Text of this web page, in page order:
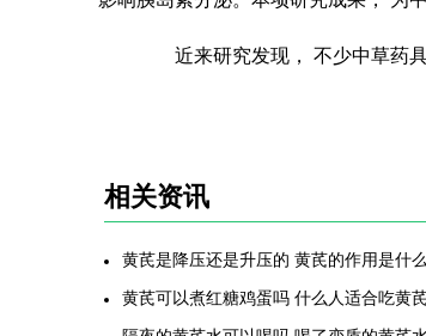
近来研究发现， 不少中草药具
相关资讯
黄芪是降压还是升压的 黄芪的作用是什么
黄芪可以煮红糖鸡蛋吗 什么人适合吃黄